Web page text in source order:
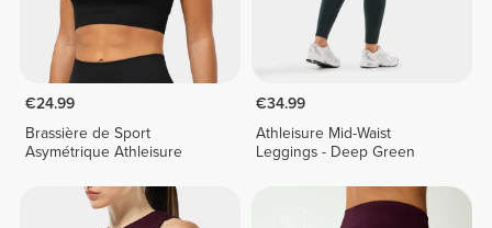
€24.99
Brassière de Sport
Asymétrique Athleisure
€34.99
Athleisure Mid-Waist
Leggings - Deep Green